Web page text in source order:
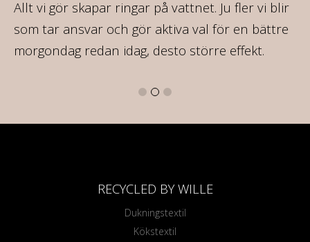
Allt vi gör skapar ringar på vattnet. Ju fler vi blir
som tar ansvar och gör aktiva val för en bättre
morgondag redan idag, desto större effekt.
RECYCLED BY WILLE
Dukningstextil
Kökstextil